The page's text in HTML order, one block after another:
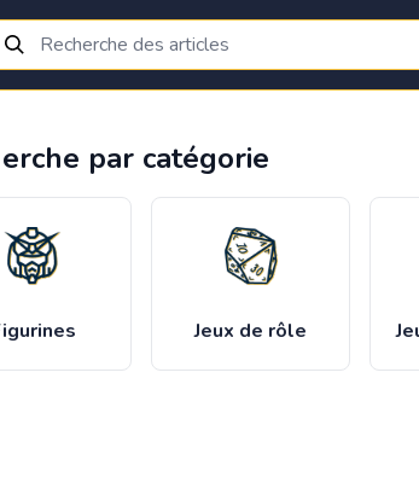
par catégorie
Jeux de rôle